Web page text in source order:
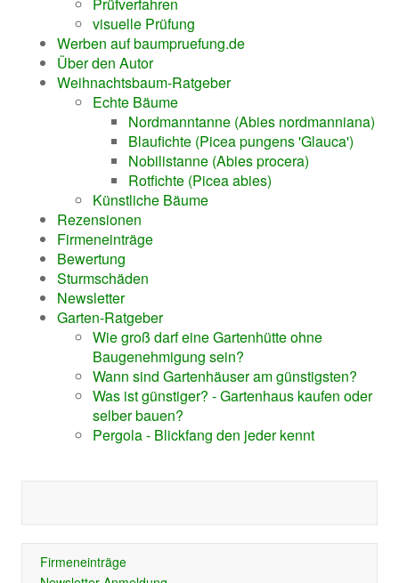
visuelle Prüfung
Werben auf baumpruefung.de
Über den Autor
Weihnachtsbaum-Ratgeber
Echte Bäume
Nordmanntanne (Abies nordmanniana)
Blaufichte (Picea pungens 'Glauca')
Nobilistanne (Abies procera)
Rotfichte (Picea abies)
Künstliche Bäume
Rezensionen
Firmeneinträge
Bewertung
Sturmschäden
Newsletter
Garten-Ratgeber
Wie groß darf eine Gartenhütte ohne
Baugenehmigung sein?
Wann sind Gartenhäuser am günstigsten?
Was ist günstiger? - Gartenhaus kaufen oder
selber bauen?
Pergola - Blickfang den jeder kennt
Firmeneinträge